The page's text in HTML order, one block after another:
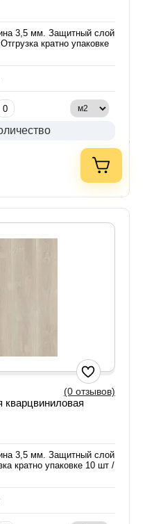
3,5 мм. Защитный слой
кратно упаковке
(0 отзывов)
кварцвиниловая
3,5 мм. Защитный слой
кратно упаковке 10 шт /